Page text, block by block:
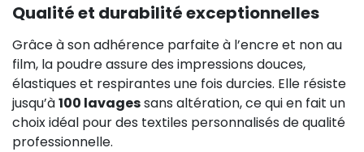
Qualité et durabilité exceptionnelles
Grâce à son adhérence parfaite à l’encre et non au
film, la poudre assure des impressions douces,
élastiques et respirantes une fois durcies. Elle résiste
jusqu’à100 lavagessans altération, ce qui en fait un
choix idéal pour des textiles personnalisés de qualité
professionnelle.